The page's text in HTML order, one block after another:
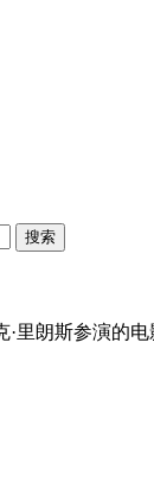
·里朗斯参演的电